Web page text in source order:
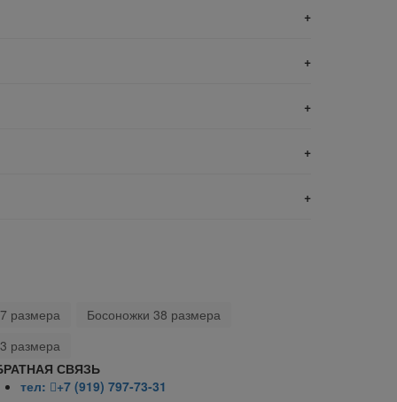
размера
Босоножки 38 размера
размера
СВЯЗЬ
тел: +7 (919) 797-73-31